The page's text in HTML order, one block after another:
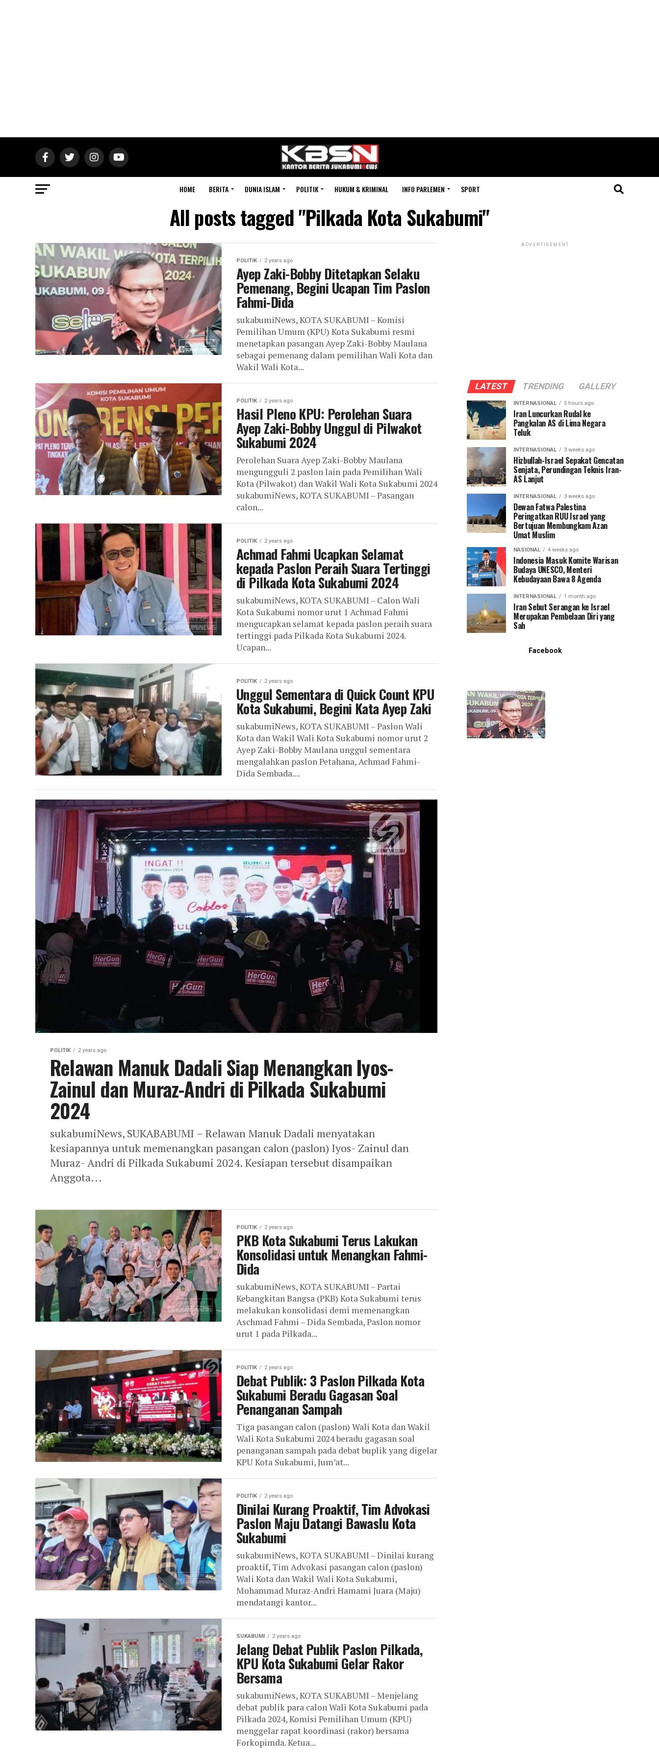
HOME BERITA DUNIA ISLAM POLITIK HUKUM & KRIMINAL INFO PARLEMEN SPORT
All posts tagged "Pilkada Kota Sukabumi"
POLITIK 2 years ago
Ayep Zaki-Bobby Ditetapkan Selaku
Pemenang, Begini Ucapan Tim Paslon
Fahmi-Dida
sukabumiNews, KOTA SUKABUMI – Komisi
Pemilihan Umum (KPU) Kota Sukabumi resmi
menetapkan pasangan Ayep Zaki-Bobby Maulana
sebagai pemenang dalam pemilihan Wali Kota dan
Wakil Wali Kota...
POLITIK 2 years ago
Hasil Pleno KPU: Perolehan Suara
Ayep Zaki-Bobby Unggul di Pilwakot
Sukabumi 2024
Perolehan Suara Ayep Zaki-Bobby Maulana
mengungguli 2 paslon lain pada Pemilihan Wali
Kota (Pilwakot) dan Wakil Wali Kota Sukabumi 2024
sukabumiNews, KOTA SUKABUMI – Pasangan
calon...
POLITIK 2 years ago
Achmad Fahmi Ucapkan Selamat
kepada Paslon Peraih Suara Tertinggi
di Pilkada Kota Sukabumi 2024
sukabumiNews, KOTA SUKABUMI – Calon Wali
Kota Sukabumi nomor urut 1 Achmad Fahmi
mengucapkan selamat kepada paslon peraih suara
tertinggi pada Pilkada Kota Sukabumi 2024.
Ucapan...
POLITIK 2 years ago
Unggul Sementara di Quick Count KPU
Kota Sukabumi, Begini Kata Ayep Zaki
sukabumiNews, KOTA SUKABUMI – Paslon Wali
Kota dan Wakil Wali Kota Sukabumi nomor urut 2
Ayep Zaki-Bobby Maulana unggul sementara
mengalahkan paslon Petahana, Achmad Fahmi-
Dida Sembada....
POLITIK 2 years ago
Relawan Manuk Dadali Siap Menangkan Iyos-
Zainul dan Muraz-Andri di Pilkada Sukabumi
2024
sukabumiNews, SUKABABUMI – Relawan Manuk Dadali menyatakan
kesiapannya untuk memenangkan pasangan calon (paslon) Iyos- Zainul dan
Muraz- Andri di Pilkada Sukabumi 2024. Kesiapan tersebut disampaikan
Anggota...
POLITIK 2 years ago
PKB Kota Sukabumi Terus Lakukan
Konsolidasi untuk Menangkan Fahmi-
Dida
sukabumiNews, KOTA SUKABUMI – Partai
Kebangkitan Bangsa (PKB) Kota Sukabumi terus
melakukan konsolidasi demi memenangkan
Aschmad Fahmi – Dida Sembada, Paslon nomor
urut 1 pada Pilkada...
POLITIK 2 years ago
Debat Publik: 3 Paslon Pilkada Kota
Sukabumi Beradu Gagasan Soal
Penanganan Sampah
Tiga pasangan calon (paslon) Wali Kota dan Wakil
Wali Kota Sukabumi 2024 beradu gagasan soal
penanganan sampah pada debat buplik yang digelar
KPU Kota Sukabumi, Jum’at...
POLITIK 2 years ago
Dinilai Kurang Proaktif, Tim Advokasi
Paslon Maju Datangi Bawaslu Kota
Sukabumi
sukabumiNews, KOTA SUKABUMI – Dinilai kurang
proaktif, Tim Advokasi pasangan calon (paslon)
Wali Kota dan Wakil Wali Kota Sukabumi,
Mohammad Muraz-Andri Hamami Juara (Maju)
mendatangi kantor...
SUKABUMI 2 years ago
Jelang Debat Publik Paslon Pilkada,
KPU Kota Sukabumi Gelar Rakor
Bersama
sukabumiNews, KOTA SUKABUMI – Menjelang
debat publik para calon Wali Kota Sukabumi pada
Pilkada 2024, Komisi Pemilihan Umum (KPU)
menggelar rapat koordinasi (rakor) bersama
Forkopimda. Ketua...
ADVERTISEMENT
LATEST TRENDING GALLERY
INTERNASIONAL 5 hours ago
Iran Luncurkan Rudal ke
Pangkalan AS di Lima Negara
Teluk
INTERNASIONAL 3 weeks ago
Hizbullah-Israel Sepakat Gencatan
Senjata, Perundingan Teknis Iran-
AS Lanjut
INTERNASIONAL 3 weeks ago
Dewan Fatwa Palestina
Peringatkan RUU Israel yang
Bertujuan Membungkam Azan
Umat Muslim
NASIONAL 4 weeks ago
Indonesia Masuk Komite Warisan
Budaya UNESCO, Menteri
Kebudayaan Bawa 8 Agenda
INTERNASIONAL 1 month ago
Iran Sebut Serangan ke Israel
Merupakan Pembelaan Diri yang
Sah
Facebook